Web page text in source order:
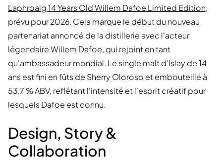
Laphroaig 14 Years Old Willem Dafoe Limited Edition,
prévu pour 2026. Cela marque le début du nouveau
partenariat annoncé de la distillerie avec l'acteur
légendaire Willem Dafoe, qui rejoint en tant
qu'ambassadeur mondial. Le single malt d'Islay de 14
ans est fini en fûts de Sherry Oloroso et embouteillé à
53,7 % ABV, reflétant l'intensité et l'esprit créatif pour
lesquels Dafoe est connu.
Design, Story &
Collaboration